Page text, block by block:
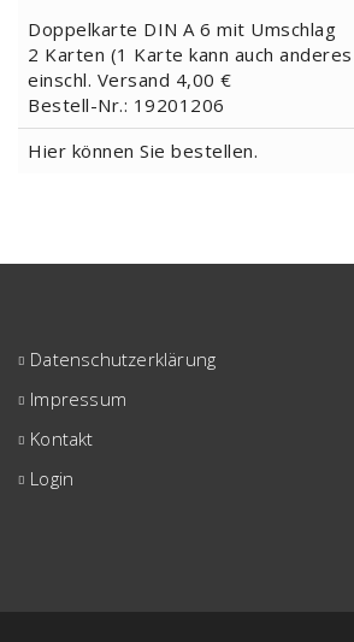
Doppelkarte DIN A 6 mit Umschlag
2 Karten (1 Karte kann auch
einschl. Versand 4,00 €
Bestell-Nr.: 19201206
Hier können Sie bestellen.
Datenschutzerklärung
Impressum
Kontakt
Login